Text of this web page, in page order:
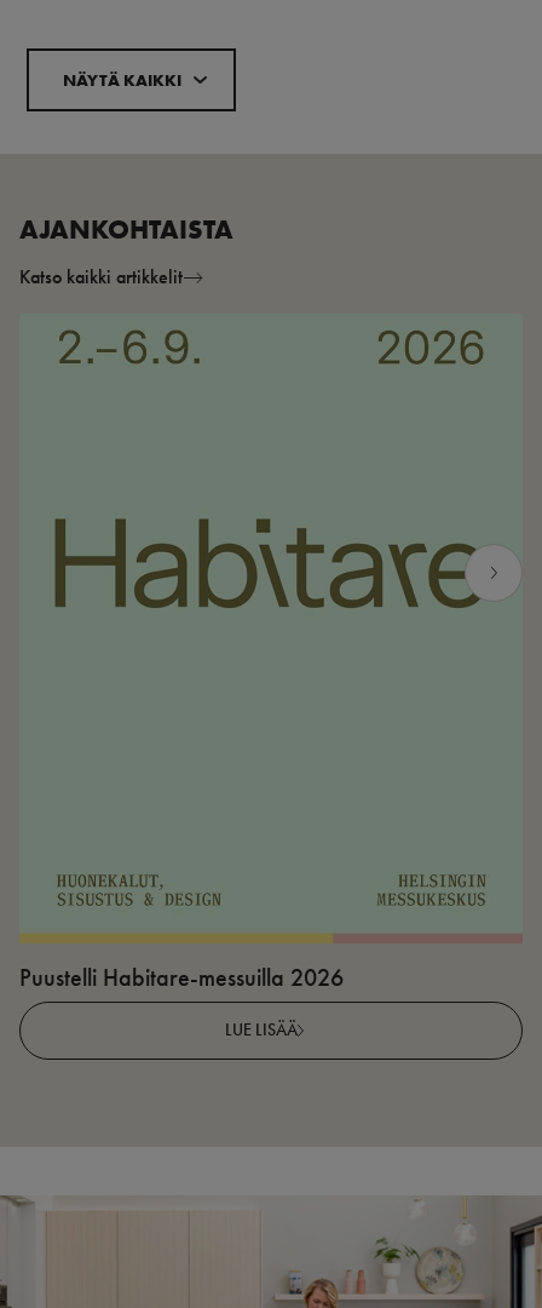
NÄYTÄ KAIKKI
AJANKOHTAISTA
Katso kaikki artikkelit
Puustelli Habitare-messuilla 2026
LUE LISÄÄ